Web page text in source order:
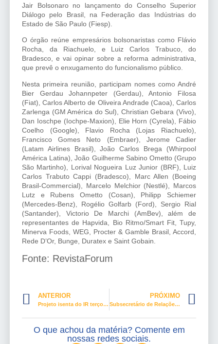
Jair Bolsonaro no lançamento do Conselho Superior
Diálogo pelo Brasil, na Federação das Indústrias do
Estado de São Paulo (Fiesp).
O órgão reúne empresários bolsonaristas como Flávio
Rocha, da Riachuelo, e Luiz Carlos Trabuco, do
Bradesco, e vai opinar sobre a reforma administrativa,
que prevê o enxugamento do funcionalismo público.
Nesta primeira reunião, participam nomes como André
Bier Gerdau Johannpeter (Gerdau), Antonio Filosa
(Fiat), Carlos Alberto de Oliveira Andrade (Caoa), Carlos
Zarlenga (GM América do Sul), Christian Gebara (Vivo),
Dan Ioschpe (Iochpe-Maxion), Elie Horn (Cyrela), Fábio
Coelho (Google), Flavio Rocha (Lojas Riachuelo),
Francisco Gomes Neto (Embraer), Jerome Cadier
(Latam Airlines Brasil), João Carlos Brega (Whirpool
América Latina), João Guilherme Sabino Ometto (Grupo
São Martinho), Lorival Nogueira Luz Junior (BRF), Luiz
Carlos Trabuto Cappi (Bradesco), Marc Allen (Boeing
Brasil-Commercial), Marcelo Melchior (Nestlé), Marcos
Lutz e Rubens Ometto (Cosan), Philipp Schiemer
(Mercedes-Benz), Rogélio Golfarb (Ford), Sergio Rial
(Santander), Victorio De Marchi (AmBev), além de
representantes de Hapvida, Bio Ritmo/Smart Fit, Tupy,
Minerva Foods, WEG, Procter & Gamble Brasil, Accord,
Rede D’Or, Bunge, Duratex e Saint Gobain.
Fonte: RevistaForum
ANTERIOR
Projeto isenta do IR terço adicional de férias e verbas de caráter indenizatório
PRÓXIMO
Subsecretário de Relações do Trabalho visita sede da NCST
O que achou da matéria? Comente em
nossas redes sociais.